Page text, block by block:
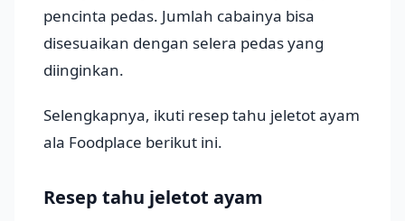
pencinta pedas. Jumlah cabainya bisa
disesuaikan dengan selera pedas yang
diinginkan.
Selengkapnya, ikuti resep tahu jeletot ayam
ala Foodplace berikut ini.
Resep tahu jeletot ayam